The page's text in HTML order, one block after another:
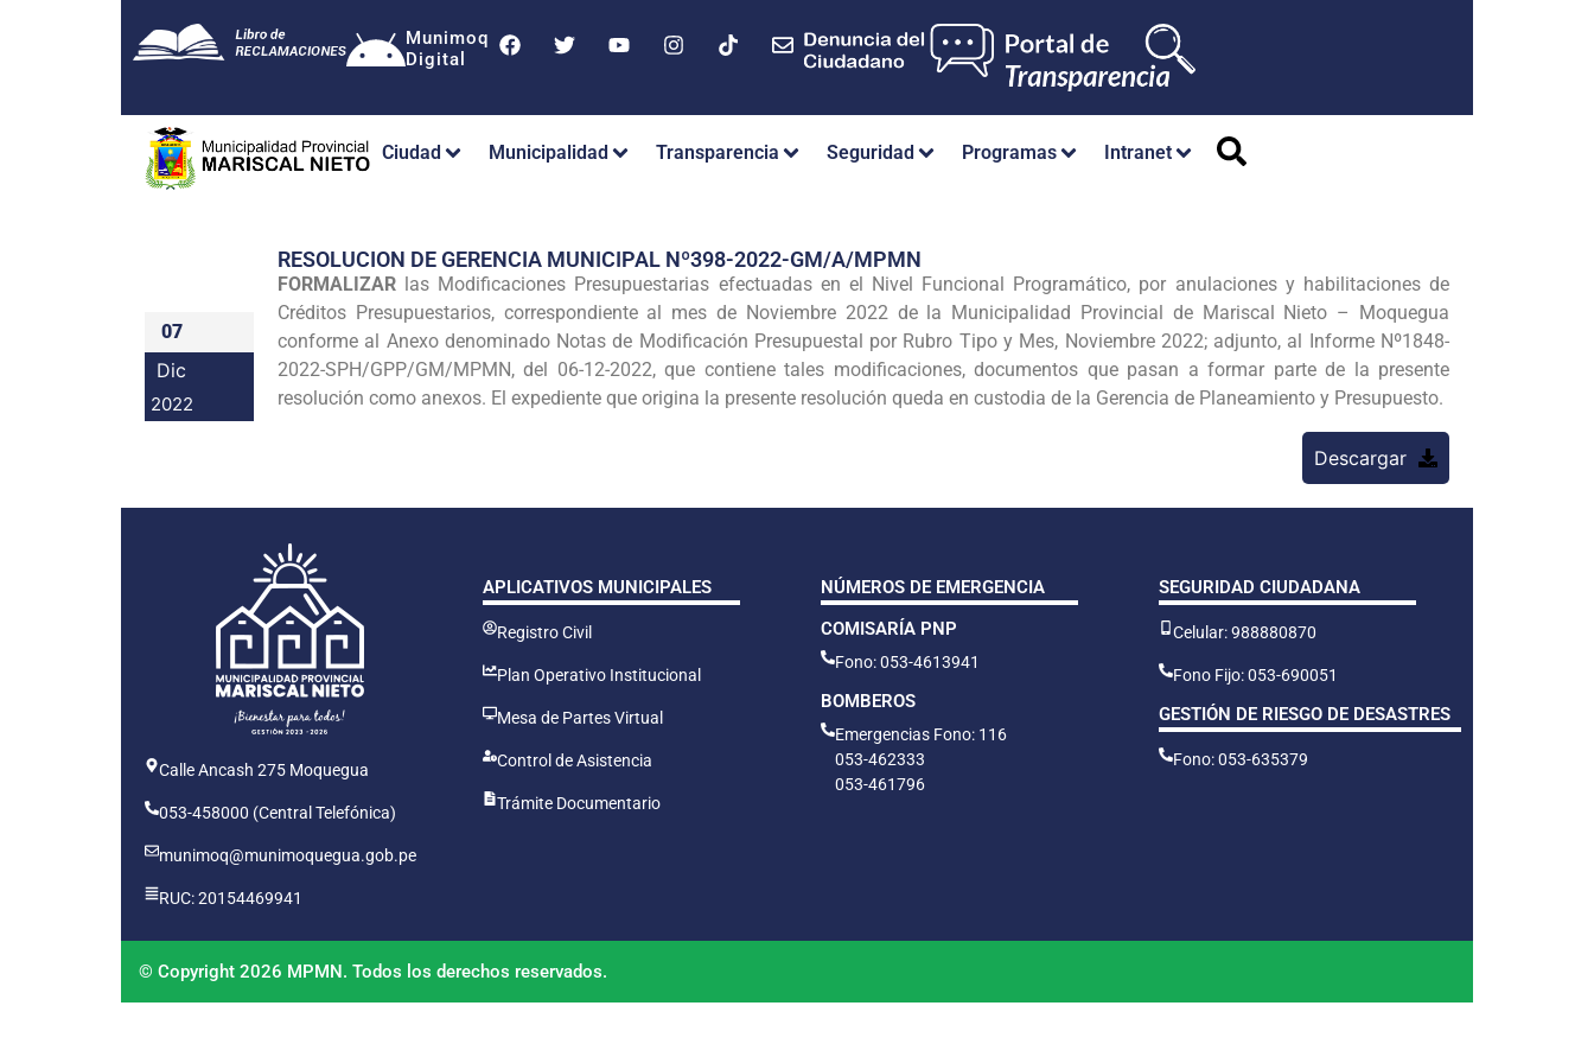
Munimoq
Digital
Ciudad Municipalidad Transparencia Seguridad Programas Intranet
07
Dic
2022
RESOLUCION DE GERENCIA MUNICIPAL Nº398-2022-GM/A/MPMN
FORMALIZAR las Modificaciones Presupuestarias efectuadas en el Nivel Funcional Programático, por anulaciones y habilitaciones de
Créditos Presupuestarios, correspondiente al mes de Noviembre 2022 de la Municipalidad Provincial de Mariscal Nieto – Moquegua
conforme al Anexo denominado Notas de Modificación Presupuestal por Rubro Tipo y Mes, Noviembre 2022; adjunto, al Informe Nº1848-
2022-SPH/GPP/GM/MPMN, del 06-12-2022, que contiene tales modificaciones, documentos que pasan a formar parte de la presente
resolución como anexos. El expediente que origina la presente resolución queda en custodia de la Gerencia de Planeamiento y Presupuesto.
Descargar
Calle Ancash 275 Moquegua
053-458000 (Central Telefónica)
munimoq@munimoquegua.gob.pe
RUC: 20154469941
APLICATIVOS MUNICIPALES
Registro Civil
Plan Operativo Institucional
Mesa de Partes Virtual
Control de Asistencia
Trámite Documentario
NÚMEROS DE EMERGENCIA
COMISARÍA PNP
Fono: 053-4613941
BOMBEROS
Emergencias Fono: 116
053-462333
053-461796
SEGURIDAD CIUDADANA
Celular: 988880870
Fono Fijo: 053-690051
GESTIÓN DE RIESGO DE DESASTRES
Fono: 053-635379
© Copyright 2026 MPMN. Todos los derechos reservados.